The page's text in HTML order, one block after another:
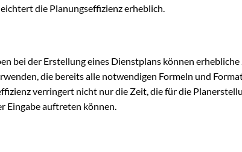
die Planungseffizienz erheblich.
bei der Erstellung eines Dienstplans können
die bereits alle notwendigen Formeln und
verringert nicht nur die Zeit, die für die
Eingabe auftreten können.